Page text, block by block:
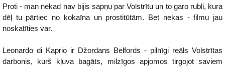
Proti - man nekad nav bijis sapņu par Volstrītu un to garo rubli, kura
dēļ tu pārtiec no kokaīna un prostitūtām. Bet nekas - filmu jau
noskatīties var.
Leonardo di Kaprio ir Džordans Belfords - pilnīgi reāls Volstrītas
darbonis, kurš kļuva bagāts, milzīgos apjomos tirgojot saviem